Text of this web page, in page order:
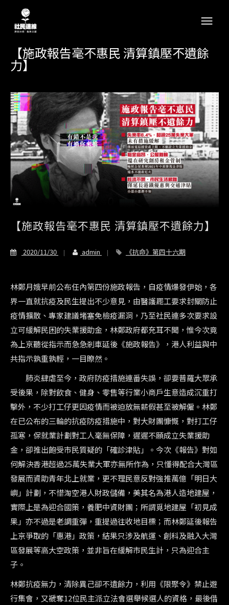
【施政報告毫不惠民 清算鎮壓不遺餘
力】
【施政報告毫不惠民 清算鎮壓不遺餘力】
2020/11/30 admin 《抗命》第四十六期
林鄭月娥早前公布任內第四份施政報告，自疫情爆發伊始，各
界一直就抗疫及民生提出不少意見，由醫護罷工要求封關防止
疫情擴散、專家建議堵塞免檢疫漏洞，乃至社民連多次要求設
立可緩解民困的失業援助金，林鄭政府都充耳不聞，惟今次竟
為上京聽從指示而急急剎車延後《施政報告》，港人利益與中
共指示孰重孰輕，一目瞭然。
肺炎肆虐至今，政府防疫措施連番失誤，卻要普羅大眾承
受後果，除對飲食、健身、零售等行業小商戶生意造成沉重打
擊外，不少打工仔更因疫情而被迫放無薪假甚至被解僱。林鄭
在已公布的三輪的抗疫防疫措施中，對大財團慷慨，對打工仔
孤寒，保就業計劃對工人毫無保障，遲遲不願成立失業援助
金，卻推出飽受市民質疑的「確診津貼」。今次《報告》對如
何解決香港超過25萬失業大軍亦無所作為，只懂得配合大灣區
發展而資助青年北上就業，更不理民意反對強推萬億「明日大
嶼」計劃，不惜淘空港人財政儲備，美其名為港人造地建屋，
實際上是為迎合國策，養肥中資財團；所謂覓地建屋「初見成
果」亦不過是老調重彈，重提過往收地目標；而林鄭延後報告
上京爭取的「惠港」政策，結果只涉及航運、創科及融入大灣
區發展等高大空政策，並非旨在緩解市民生計，只為迎合主
子。
林鄭抗疫無力，清除異己卻不遺餘力，利用《限聚令》禁止遊
行集會，又褫奪12位民主派立法會選舉候選人的資格，最後借